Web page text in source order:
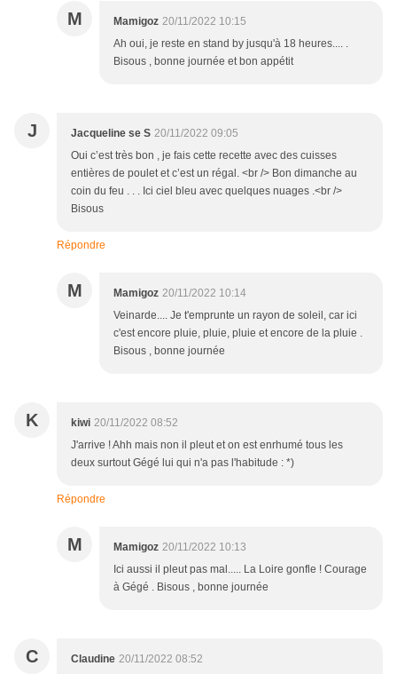
M Mamigoz 20/11/2022 10:15
Ah oui, je reste en stand by jusqu'à 18 heures.... .
Bisous , bonne journée et bon appétit
J Jacqueline se S 20/11/2022 09:05
Oui c’est très bon , je fais cette recette avec des cuisses
entières de poulet et c’est un régal. <br /> Bon dimanche au
coin du feu . . . Ici ciel bleu avec quelques nuages .<br />
Bisous
Répondre
M Mamigoz 20/11/2022 10:14
Veinarde.... Je t'emprunte un rayon de soleil, car ici
c'est encore pluie, pluie, pluie et encore de la pluie .
Bisous , bonne journée
K kiwi 20/11/2022 08:52
J'arrive ! Ahh mais non il pleut et on est enrhumé tous les
deux surtout Gégé lui qui n'a pas l'habitude : *)
Répondre
M Mamigoz 20/11/2022 10:13
Ici aussi il pleut pas mal..... La Loire gonfle ! Courage
à Gégé . Bisous , bonne journée
C Claudine 20/11/2022 08:52